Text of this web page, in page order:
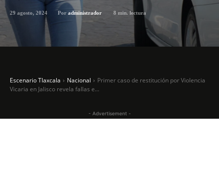
29 agosto, 2024 Por administrador 8 min. lectura
Escenario Tlaxcala Nacional
Primer caso de restitución por Violencia
Vicaria en Jalisco revela fallas e...
- Advertisement -